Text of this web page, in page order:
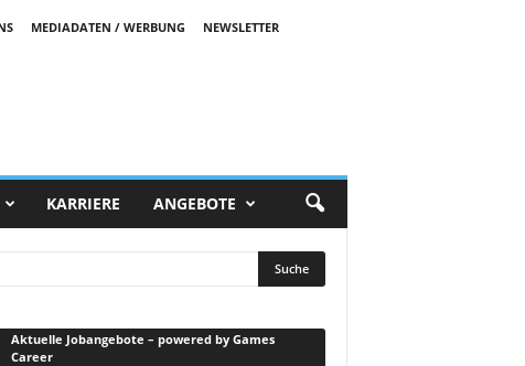
MEDIADATEN / WERBUNG
NEWSLETTER
KARRIERE ANGEBOTE
Aktuelle Jobangebote – powered by Games
Career